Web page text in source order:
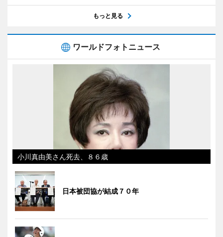
もっと見る
ワールドフォトニュース
小川真由美さん死去、８６歳
日本被団協が結成７０年